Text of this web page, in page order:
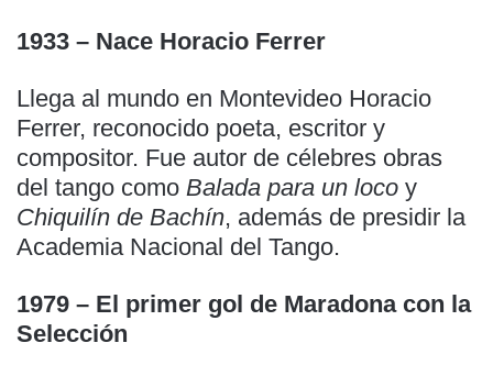
1933 – Nace Horacio Ferrer
Llega al mundo en Montevideo Horacio
Ferrer, reconocido poeta, escritor y
compositor. Fue autor de célebres obras
del tango como Balada para un loco y
Chiquilín de Bachín, además de presidir la
Academia Nacional del Tango.
1979 – El primer gol de Maradona con la
Selección